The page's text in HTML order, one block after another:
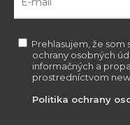
Prehlasujem, že som
ochrany osobných
informačných a
prostredníctvom
Politika ochrany